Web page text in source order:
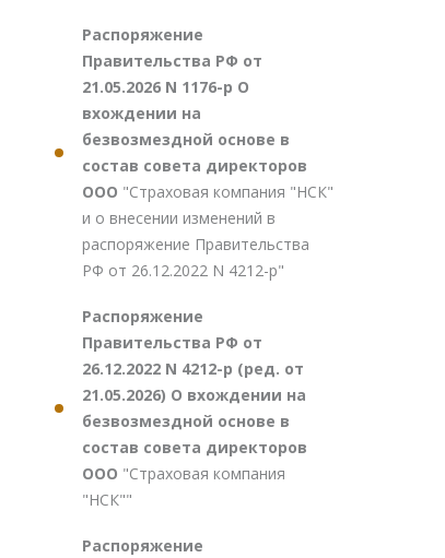
Распоряжение
Правительства РФ от
21.05.2026 N 1176-р О
вхождении на
безвозмездной основе в
состав совета директоров
ООО "Страховая компания "НСК"
и о внесении изменений в
распоряжение Правительства
РФ от 26.12.2022 N 4212-р"
Распоряжение
Правительства РФ от
26.12.2022 N 4212-р (ред. от
21.05.2026) О вхождении на
безвозмездной основе в
состав совета директоров
ООО "Страховая компания
"НСК""
Распоряжение